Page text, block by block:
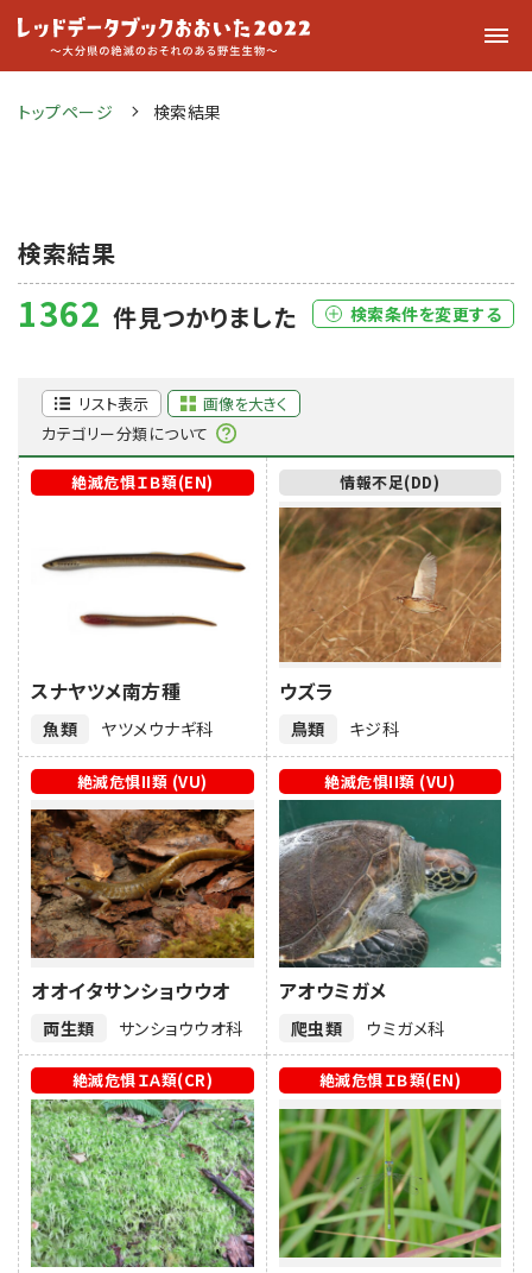
トップページ 検索結果
検索結果
1362 件見つかりました 検索条件を変更する
リスト表示
画像を大きく
カテゴリー分類について
魚類
スナヤツメ南方種
ヤツメウナギ科
絶滅危惧ＩＢ類(EN)
鳥類
ウズラ
キジ科
情報不足(DD)
両生類
オオイタサンショウウオ
サンショウウオ科
絶滅危惧II類 (VU)
爬虫類
アオウミガメ
ウミガメ科
絶滅危惧II類 (VU)
絶滅危惧ＩＡ類(CR) 絶滅危惧ＩＢ類(EN)